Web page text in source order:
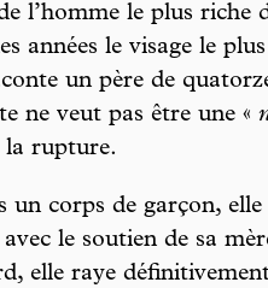
l’homme le plus riche
années le visage le
un père de
ne veut pas être une «
la rupture.
un corps de garçon,
avec le soutien de sa
elle raye